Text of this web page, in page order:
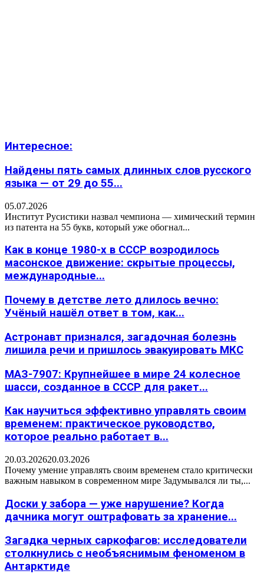
Интересное:
Найдены пять самых длинных слов русского
языка — от 29 до 55...
05.07.2026
Институт Русистики назвал чемпиона — химический термин
из патента на 55 букв, который уже обогнал...
Как в конце 1980-х в СССР возродилось
масонское движение: скрытые процессы,
международные...
Почему в детстве лето длилось вечно:
Учёный нашёл ответ в том, как...
Астронавт признался, загадочная болезнь
лишила речи и пришлось эвакуировать МКС
МАЗ-7907: Крупнейшее в мире 24 колесное
шасси, созданное в СССР для ракет...
Как научиться эффективно управлять своим
временем: практическое руководство,
которое реально работает в...
20.03.202620.03.2026
Почему умение управлять своим временем стало критически
важным навыком в современном мире Задумывался ли ты,...
Доски у забора — уже нарушение? Когда
дачника могут оштрафовать за хранение...
Загадка черных саркофагов: исследователи
столкнулись с необъяснимым феноменом в
Антарктиде